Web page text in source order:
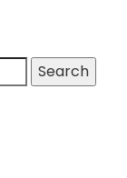
Search